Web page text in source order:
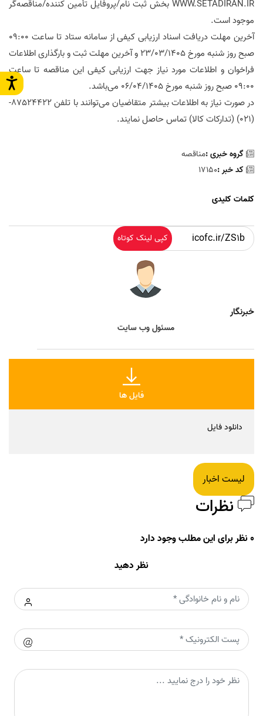
WWW.SETADIRAN.IR بخش ثبت نام/پروفایل تأمین کننده/مناقصه‌گر
موجود است.
آخرین مهلت دریافت اسناد ارزیابی کیفی از سامانه ستاد تا ساعت 09:00
صبح روز شنبه مورخ 23/03/1405 و آخرین مهلت ثبت و بارگذاری اطلاعات
فراخوان و اطلاعات مورد نیاز جهت ارزیابی کیفی این مناقصه تا ساعت
09:00 صبح روز شنبه مورخ 06/04/1405 می‌باشد.
در صورت نیاز به اطلاعات بیشتر متقاضیان می‌توانند با تلفن 87524422-
(021) (تدارکات کالا) تماس حاصل نمایند.
گروه خبری :مناقصه
کد خبر :17150
کلمات کلیدی
کپی لینک کوتاه
خبرنگار
مسئول وب سایت
فایل ها
دانلود فایل
لیست اخبار
نظرات
0 نظر برای این مطلب وجود دارد
نظر دهید